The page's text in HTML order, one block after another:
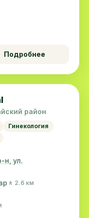
Подробнее
район
Гинекология
н, ул.
🚶 2.6 км